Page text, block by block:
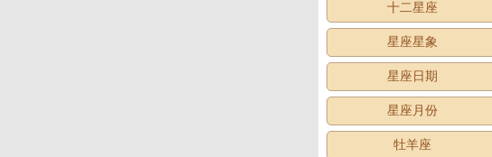
十二星座
星座星象
星座日期
星座月份
牡羊座